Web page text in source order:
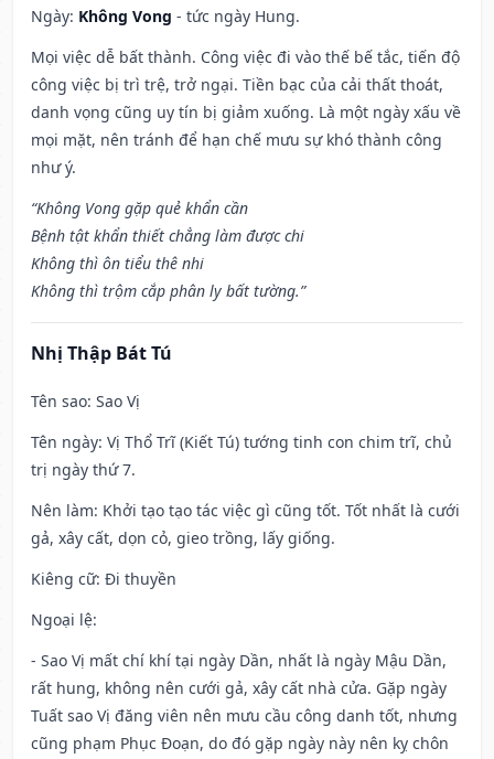
Ngày: Không Vong - tức ngày Hung.
Mọi việc dễ bất thành. Công việc đi vào thế bế tắc, tiến độ
công việc bị trì trệ, trở ngại. Tiền bạc của cải thất thoát,
danh vọng cũng uy tín bị giảm xuống. Là một ngày xấu về
mọi mặt, nên tránh để hạn chế mưu sự khó thành công
như ý.
“Không Vong gặp quẻ khẩn cần
Bệnh tật khẩn thiết chẳng làm được chi
Không thì ôn tiểu thê nhi
Không thì trộm cắp phân ly bất tường.”
Nhị Thập Bát Tú
Tên sao: Sao Vị
Tên ngày: Vị Thổ Trĩ (Kiết Tú) tướng tinh con chim trĩ, chủ
trị ngày thứ 7.
Nên làm: Khởi tạo tạo tác việc gì cũng tốt. Tốt nhất là cưới
gả, xây cất, dọn cỏ, gieo trồng, lấy giống.
Kiêng cữ: Đi thuyền
Ngoại lệ:
- Sao Vị mất chí khí tại ngày Dần, nhất là ngày Mậu Dần,
rất hung, không nên cưới gả, xây cất nhà cửa. Gặp ngày
Tuất sao Vị đăng viên nên mưu cầu công danh tốt, nhưng
cũng phạm Phục Đoạn, do đó gặp ngày này nên kỵ chôn